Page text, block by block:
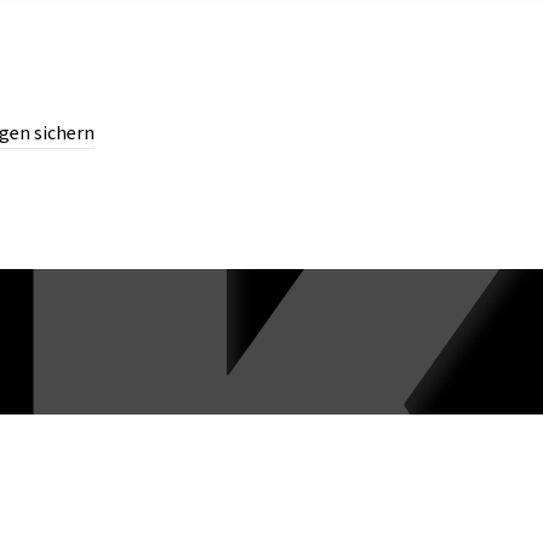
sichern